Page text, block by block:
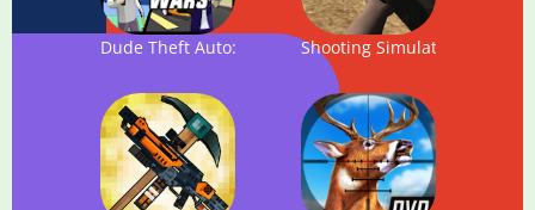
Dude Theft Auto: Open World Sandbox Simulator
Shooting Simulator 3D